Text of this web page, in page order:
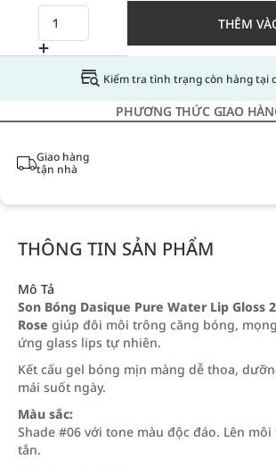
THÊM
Kiểm tra tình trạng còn hàng tại
PHƯƠNG THỨC GIAO
Giao hàng
tận nhà
THÔNG TIN SẢN PHẨM
Mô Tả
Son Bóng Dasique Pure Water Lip Gloss
Rose giúp đôi môi trông căng bóng,
ứng glass lips tự nhiên.
Kết cấu gel bóng mịn màng dễ thoa,
mái suốt ngày.
Màu sắc:
Shade #06 với tone màu độc đáo. Lên
tắn.